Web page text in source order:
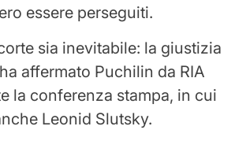
essere perseguiti.
sia inevitabile: la giustizia
affermato Puchilin da RIA
la conferenza stampa, in cui
Leonid Slutsky.